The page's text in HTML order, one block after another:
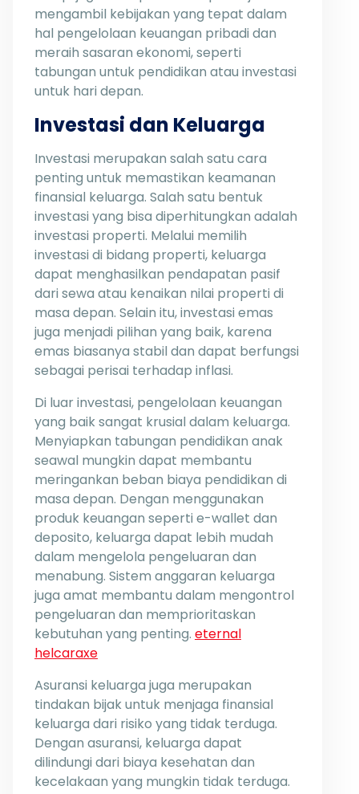
mengambil kebijakan yang tepat dalam
hal pengelolaan keuangan pribadi dan
meraih sasaran ekonomi, seperti
tabungan untuk pendidikan atau investasi
untuk hari depan.
Investasi dan Keluarga
Investasi merupakan salah satu cara
penting untuk memastikan keamanan
finansial keluarga. Salah satu bentuk
investasi yang bisa diperhitungkan adalah
investasi properti. Melalui memilih
investasi di bidang properti, keluarga
dapat menghasilkan pendapatan pasif
dari sewa atau kenaikan nilai properti di
masa depan. Selain itu, investasi emas
juga menjadi pilihan yang baik, karena
emas biasanya stabil dan dapat berfungsi
sebagai perisai terhadap inflasi.
Di luar investasi, pengelolaan keuangan
yang baik sangat krusial dalam keluarga.
Menyiapkan tabungan pendidikan anak
seawal mungkin dapat membantu
meringankan beban biaya pendidikan di
masa depan. Dengan menggunakan
produk keuangan seperti e-wallet dan
deposito, keluarga dapat lebih mudah
dalam mengelola pengeluaran dan
menabung. Sistem anggaran keluarga
juga amat membantu dalam mengontrol
pengeluaran dan memprioritaskan
kebutuhan yang penting. eternal
helcaraxe
Asuransi keluarga juga merupakan
tindakan bijak untuk menjaga finansial
keluarga dari risiko yang tidak terduga.
Dengan asuransi, keluarga dapat
dilindungi dari biaya kesehatan dan
kecelakaan yang mungkin tidak terduga.